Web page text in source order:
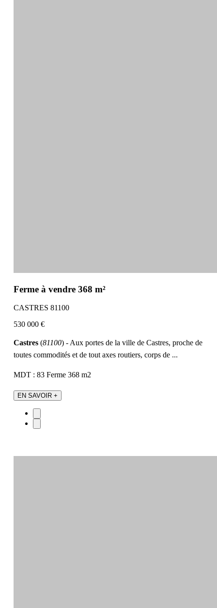
Ferme à vendre 368 m²
CASTRES 81100
530 000 €
Castres (81100) - Aux portes de la ville de Castres, proche de
toutes commodités et de tout axes routiers, corps de ...
MDT : 83 Ferme 368 m2
EN SAVOIR +